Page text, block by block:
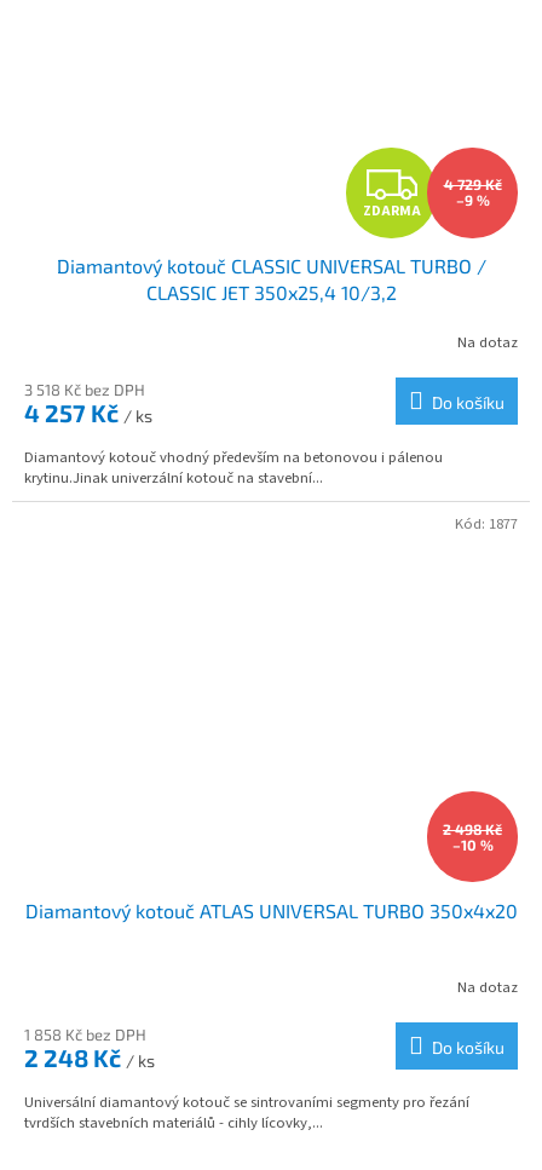
Z
D
A
M
A
ZDARMA
4 729 Kč
–9 %
Diamantový kotouč CLASSIC UNIVERSAL TURBO /
CLASSIC JET 350x25,4 10/3,2
Na dotaz
3 518 Kč bez DPH
4 257 Kč / ks
Do košíku
Diamantový kotouč vhodný především na betonovou i pálenou
krytinu.Jinak univerzální kotouč na stavební...
2 498 Kč
–10 %
Diamantový kotouč ATLAS UNIVERSAL TURBO 350x4x20
Na dotaz
1 858 Kč bez DPH
2 248 Kč / ks
Do košíku
Universální diamantový kotouč se sintrovaními segmenty pro řezání
tvrdších stavebních materiálů - cihly lícovky,...
Kód: 1877